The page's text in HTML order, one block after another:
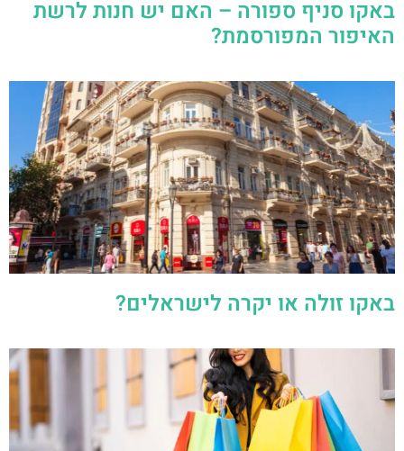
באקו סניף ספורה – האם יש חנות לרשת
האיפור המפורסמת?
באקו זולה או יקרה לישראלים?